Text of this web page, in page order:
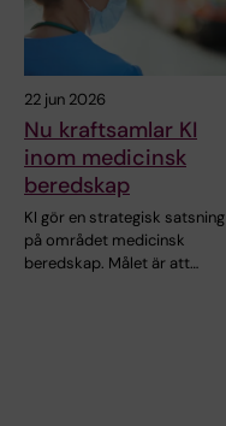
22 jun 2026
Nu kraftsamlar KI
inom medicinsk
beredskap
KI gör en strategisk satsning
på området medicinsk
beredskap. Målet är att…